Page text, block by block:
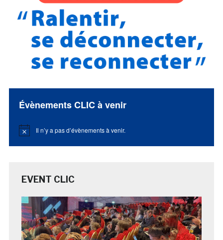
Évènements CLIC à venir
Notice Il n’y a pas d’évènements à venir.
EVENT CLIC